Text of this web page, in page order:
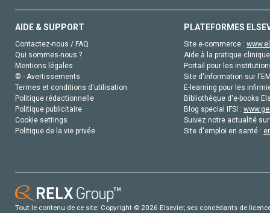
AIDE & SUPPORT
Contactez-nous / FAQ
Qui sommes-nous ?
Mentions légales
© - Avertissements
Termes et conditions d'utilisation
Politique rédactionnelle
Politique publicitaire
Cookie settings
Politique de la vie privée
PLATEFORMES
Site e-commerce :
Aide à la pratique
Portail pour les
Site d'information sur
E-learning pour les
Bibliothèque d'e-books
Blog special IFSI :
Suivez notre actualité
Site d'emploi en santé :
Tout le contenu de ce site: Copyright © 2026 Elsevier, ses concédants de